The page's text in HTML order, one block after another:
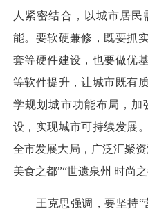
人紧密结合，以城市居
能。要软硬兼修，既要抓
套等硬件建设，也要做优
等软件提升，让城市既有
学规划城市功能布局，加
设，实现城市可持续发展
全市发展大局，广泛汇聚
美食之都”“世遗泉州 时尚之
王克思强调，要坚持“